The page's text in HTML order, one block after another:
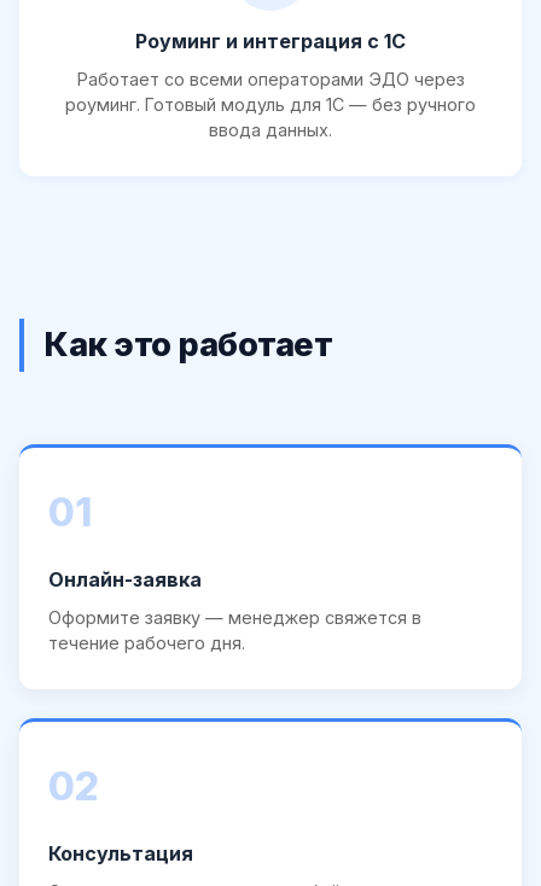
Роуминг и интеграция с 1С
Работает со всеми операторами ЭДО через
роуминг. Готовый модуль для 1С — без ручного
ввода данных.
Как это работает
01
Онлайн-заявка
Оформите заявку — менеджер свяжется в
течение рабочего дня.
02
Консультация